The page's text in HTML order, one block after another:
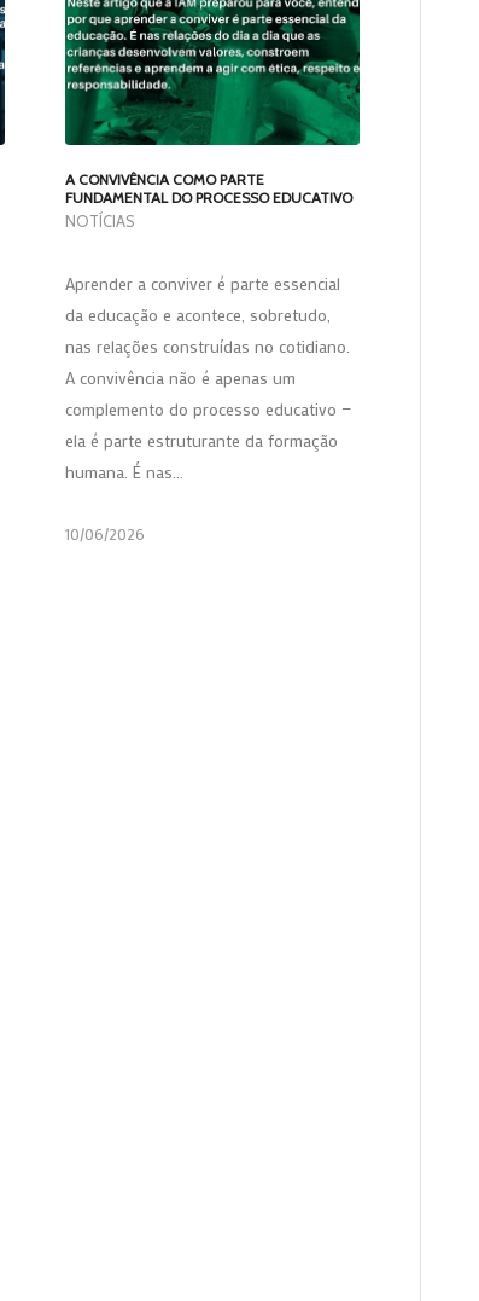
A CONVIVÊNCIA COMO PARTE
FUNDAMENTAL DO PROCESSO EDUCATIVO
NOTÍCIAS
Aprender a conviver é parte essencial
da educação e acontece, sobretudo,
nas relações construídas no cotidiano.
A convivência não é apenas um
complemento do processo educativo —
ela é parte estruturante da formação
humana. É nas…
10/06/2026